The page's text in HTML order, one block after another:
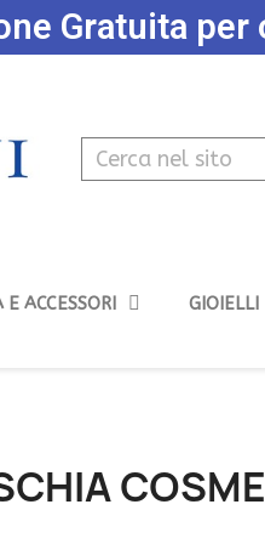
Gratuita
E ACCESSORI GIOIELLI